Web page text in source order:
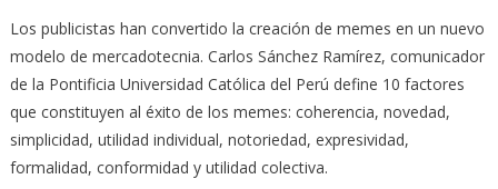
Los publicistas han convertido la creación de memes en un nuevo
modelo de mercadotecnia. Carlos Sánchez Ramírez, comunicador
de la Pontificia Universidad Católica del Perú define 10 factores
que constituyen al éxito de los memes: coherencia, novedad,
simplicidad, utilidad individual, notoriedad, expresividad,
formalidad, conformidad y utilidad colectiva.